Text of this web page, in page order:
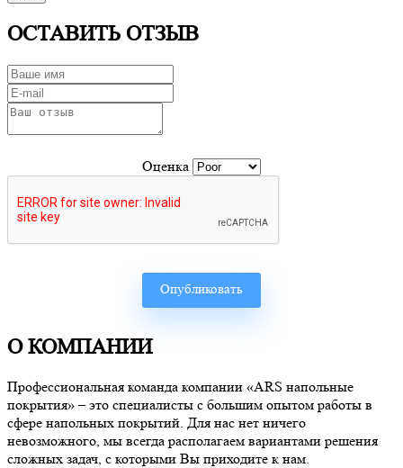
ОСТАВИТЬ ОТЗЫВ
Оценка
О КОМПАНИИ
Профессиональная команда компании «ARS напольные
покрытия» – это специалисты с большим опытом работы в
сфере напольных покрытий. Для нас нет ничего
невозможного, мы всегда располагаем вариантами решения
сложных задач, с которыми Вы приходите к нам.